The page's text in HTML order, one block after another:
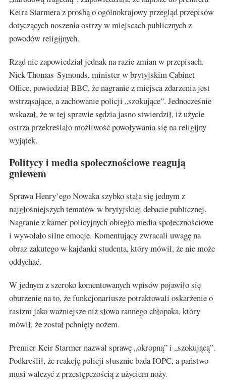
Keira Starmera z prośbą o ogólnokrajowy przegląd przepisów
dotyczących noszenia ostrzy w miejscach publicznych z
powodów religijnych.
Rząd nie zapowiedział jednak na razie zmian w przepisach.
Nick Thomas-Symonds, minister w brytyjskim Cabinet
Office, powiedział BBC, że nagranie z miejsca zdarzenia jest
wstrząsające, a zachowanie policji „szokujące”. Jednocześnie
wskazał, że w tej sprawie sędzia jasno stwierdził, iż użycie
ostrza przekreślało możliwość powoływania się na religijny
wyjątek.
Politycy i media społecznościowe reagują
gniewem
Sprawa Henry’ego Nowaka szybko stała się jednym z
najgłośniejszych tematów w brytyjskiej debacie publicznej.
Nagranie z kamer policyjnych obiegło media społecznościowe
i wywołało silne emocje. Komentujący zwracali uwagę na
obraz zakutego w kajdanki studenta, który mówił, że nie może
oddychać.
W jednym z szeroko komentowanych wpisów pojawiło się
oburzenie na to, że funkcjonariusze potraktowali oskarżenie o
rasizm jako ważniejsze niż słowa rannego chłopaka, który
mówił, że został pchnięty nożem.
Premier Keir Starmer nazwał sprawę „okropną” i „szokującą”.
Podkreślił, że reakcję policji słusznie bada IOPC, a państwo
musi walczyć z przestępczością z użyciem noży.